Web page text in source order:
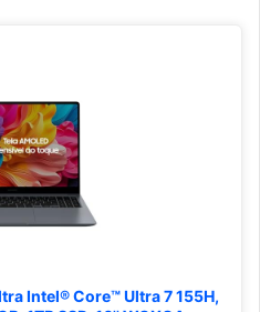
Intel® Core™ Ultra 7 155H,